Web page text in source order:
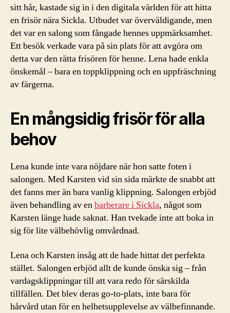
sitt hår, kastade sig in i den digitala världen för att hitta
en frisör nära Sickla. Utbudet var överväldigande, men
det var en salong som fångade hennes uppmärksamhet.
Ett besök verkade vara på sin plats för att avgöra om
detta var den rätta frisören för henne. Lena hade enkla
önskemål – bara en toppklippning och en uppfräschning
av färgerna.
En mångsidig frisör för alla
behov
Lena kunde inte vara nöjdare när hon satte foten i
salongen. Med Karsten vid sin sida märkte de snabbt att
det fanns mer än bara vanlig klippning. Salongen erbjöd
även behandling av enbarberare i Sickla, något som
Karsten länge hade saknat. Han tvekade inte att boka in
sig för lite välbehövlig omvårdnad.
Lena och Karsten insåg att de hade hittat det perfekta
stället. Salongen erbjöd allt de kunde önska sig – från
vardagsklippningar till att vara redo för särskilda
tillfällen. Det blev deras go-to-plats, inte bara för
hårvård utan för en helhetsupplevelse av välbefinnande.